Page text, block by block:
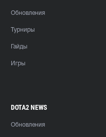
Обновления
Турниры
Гайды
Игры
DOTA2 NEWS
Обновления